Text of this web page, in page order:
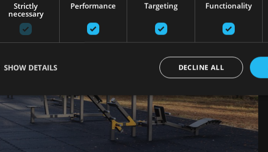
Strictly
necessary
Performance Targeting Functionality
DECLINE ALL
SHOW DETAILS